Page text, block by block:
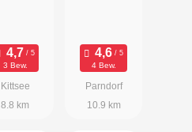
3 Bew.
Kittsee
8.8 km
4 Bew.
Parndorf
10.9 km